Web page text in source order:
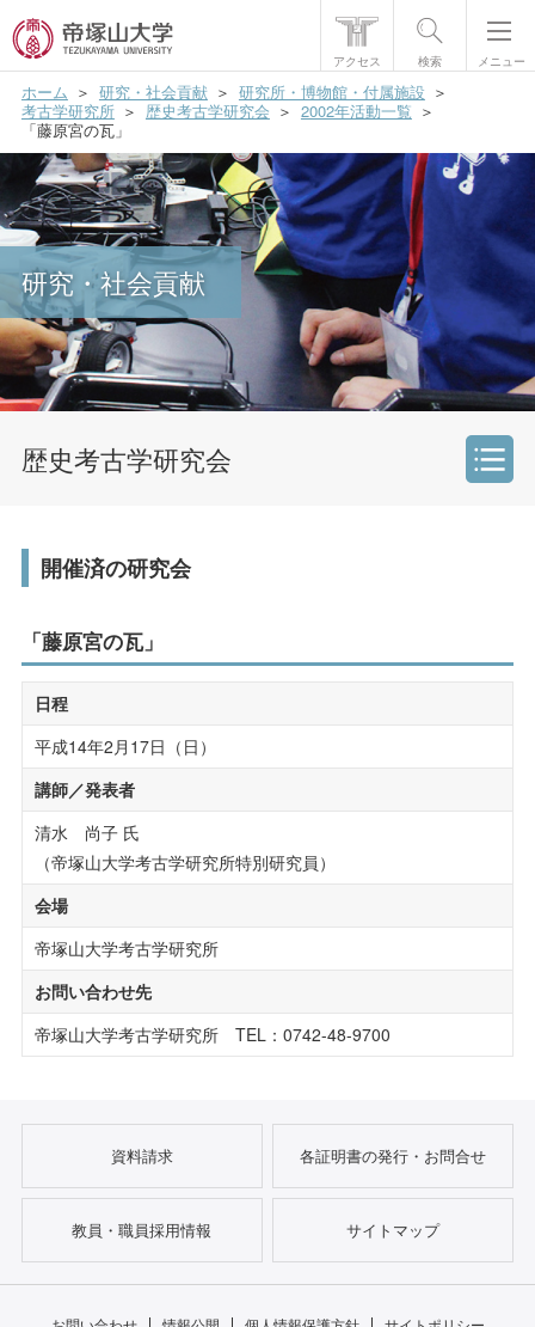
アクセス 検索 メニュー
帝塚山大学について
学部・大学院
学生生活
国際交流
研究・社会貢献
就職・資格
一般の方へ 企業・採用担当者の方へ
English
ホーム 研究・社会貢献
研究所・博物館・付属施設
考古学研究所
歴史考古学研究会
2002年活動一覧
「藤原宮の瓦」
研究・社会貢献
歴史考古学研究会
研究活動・実績
社会連携
公開講座
科目等履修生・聴講生
社会人の学び直し
こころのケアセンター
子育て支援センター
研究所・博物館・附属施設
開催済の研究会
「藤原宮の瓦」
日程
平成14年2月17日（日）
講師／発表者
清水 尚子 氏
（帝塚山大学考古学研究所特別研究員）
会場
帝塚山大学考古学研究所
お問い合わせ先
帝塚山大学考古学研究所 TEL：0742-48-9700
資料請求 各証明書の発行・お問合せ
教員・職員採用情報 サイトマップ